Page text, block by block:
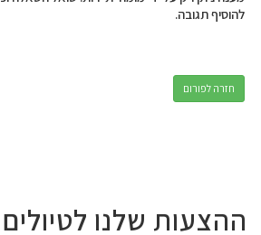
להוסיף תגובה.
חזרה לפורום
ההצעות שלנו